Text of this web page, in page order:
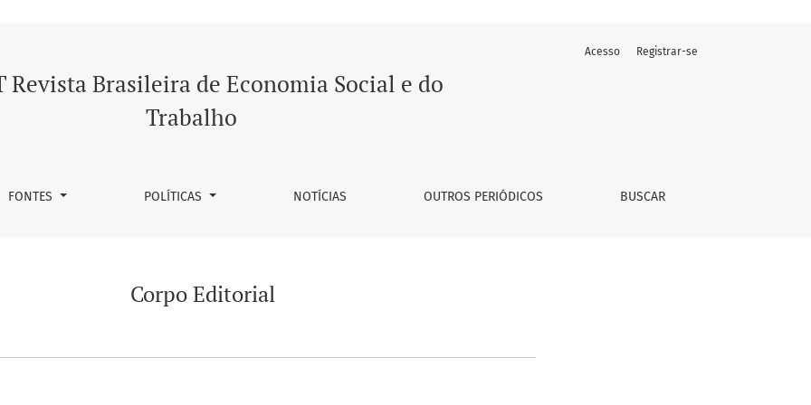
Revista Brasileira de Economia Social e do
Trabalho
FONTES POLÍTICAS NOTÍCIAS OUTROS PERIÓDICOS BUSCAR
Acesso Registrar-se
Corpo Editorial